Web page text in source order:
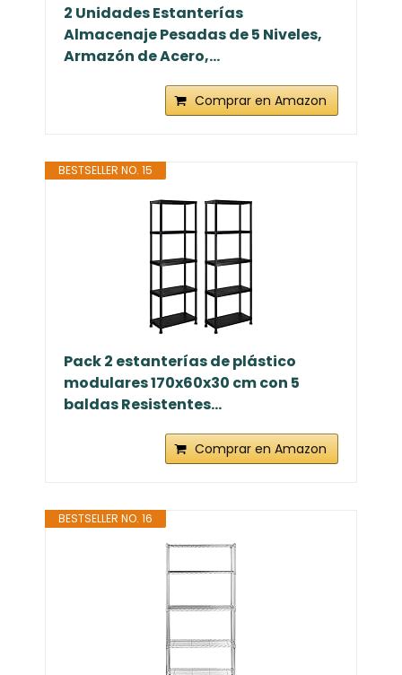
2 Unidades Estanterías
Almacenaje Pesadas de 5 Niveles,
Armazón de Acero,...
Comprar en Amazon
BESTSELLER NO. 15
Pack 2 estanterías de plástico
modulares 170x60x30 cm con 5
baldas Resistentes...
Comprar en Amazon
BESTSELLER NO. 16